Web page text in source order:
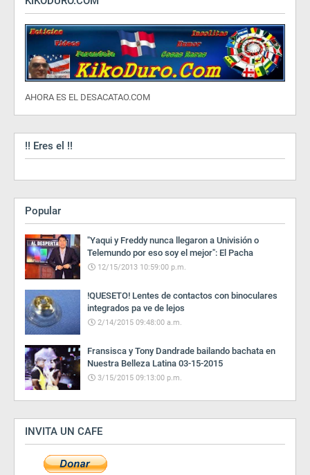
AHORA ES EL DESACATAO.COM
!! Eres el !!
Popular
"Yaqui y Freddy nunca llegaron a Univisión o
Telemundo por eso soy el mejor": El Pacha
12/15/2013 10:59:00 p.m.
!QUESETO! Lentes de contactos con binoculares
integrados pa ve de lejos
2/14/2015 09:48:00 a.m.
Fransisca y Tony Dandrade bailando bachata en
Nuestra Belleza Latina 03-15-2015
3/15/2015 09:13:00 p.m.
INVITA UN CAFE